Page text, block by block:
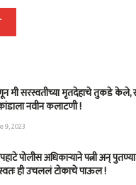
मी सरस्वतीच्या मृतदेहाचे तुकडे केले,
नवीन कलाटणी !
9, 2023
पोलीस अधिकाऱ्याने पत्नी अन्
ही उचललं टोकाचे पाऊल !